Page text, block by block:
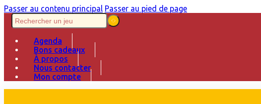
Passer au contenu principal Passer au pied de page
Agenda
Bons cadeaux
À propos
Nous contacter
Mon compte